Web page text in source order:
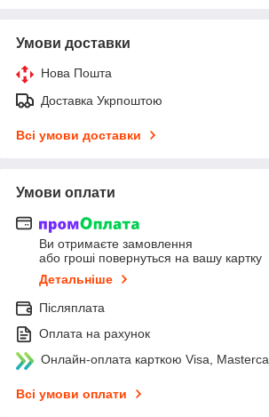
Умови доставки
Нова Пошта
Доставка Укрпоштою
Всі умови доставки
Умови оплати
Ви отримаєте замовлення
або гроші повернуться на вашу картку
Детальніше
Післяплата
Оплата на рахунок
Онлайн-оплата карткою Visa,
Всі умови оплати